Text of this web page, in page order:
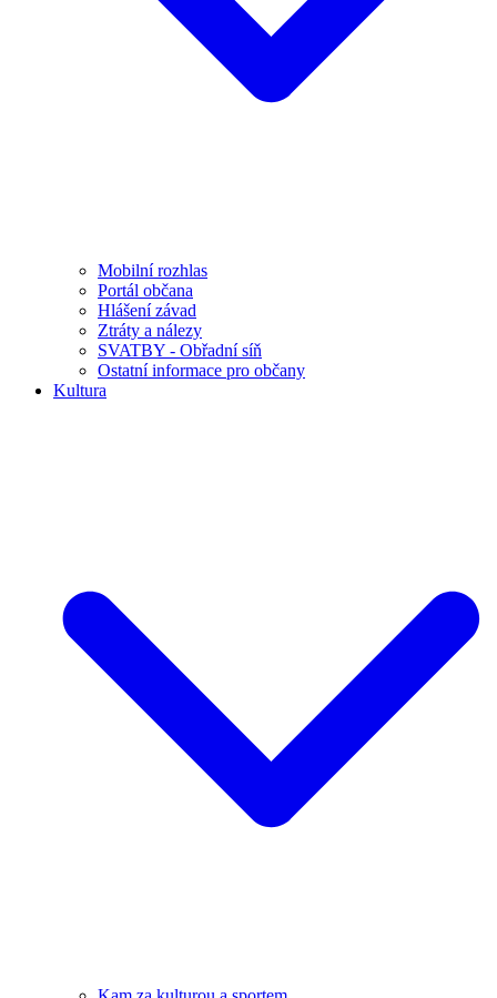
Mobilní rozhlas
Portál občana
Hlášení závad
Ztráty a nálezy
SVATBY - Obřadní síň
Ostatní informace pro občany
Kultura